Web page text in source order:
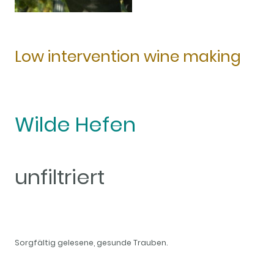
Low intervention wine making
Wilde Hefen
unfiltriert
Sorgfältig gelesene, gesunde Trauben.